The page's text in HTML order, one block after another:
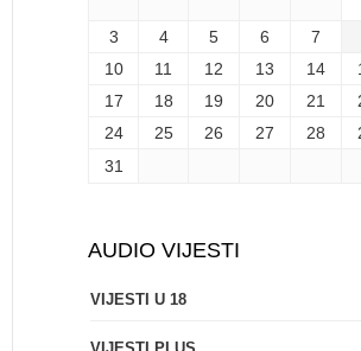
3
4 5 6 7
10
11 12 13 14
17
18 19 20 21
24
25 26 27 28
31
AUDIO VIJESTI
VIJESTI U 18